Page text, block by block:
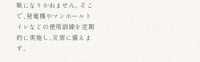
駄になりかねません。そこ
で、発電機やマンホールト
イレなどの使用訓練を定期
的に実施し、災害に備えま
す。